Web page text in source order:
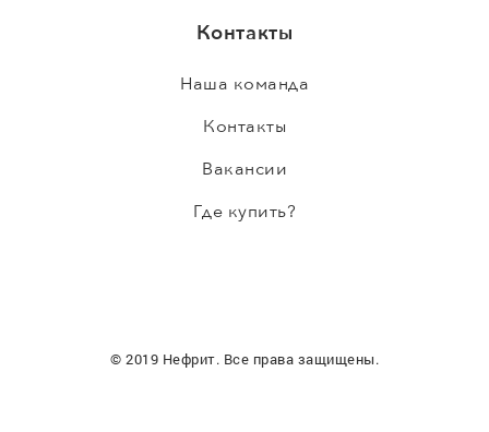
Контакты
Наша команда
Контакты
Вакансии
Где купить?
© 2019 Нефрит. Все права защищены.